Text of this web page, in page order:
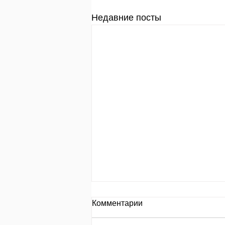
Недавние посты
День за днем.
День 653 Пр.24:8: «Кто
Комментарии